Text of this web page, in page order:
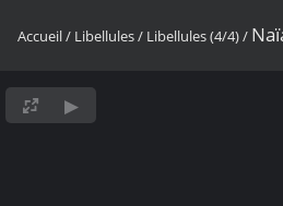
Accueil/ Libellules/ Libellules (4/4)/